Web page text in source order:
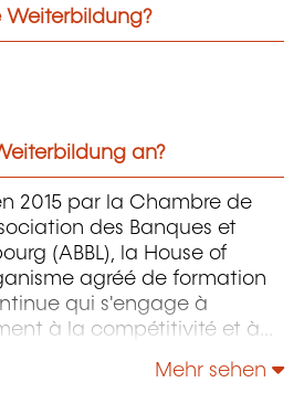
Weiterbildung?
an?
2015 par la Chambre de
des Banques et
(ABBL), la House of
agréé de formation
qui s'engage à
à la compétitivité et à
ceux qui font vivre son
Mehr sehen